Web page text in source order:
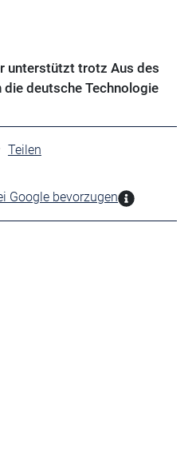
unterstützt trotz Aus des
deutsche Technologie
Teilen
Google bevorzugen